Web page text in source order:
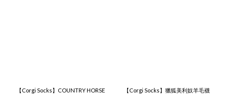
【Corgi Socks】COUNTRY HORSE
【Corgi Socks】獵狐美利奴羊毛襪